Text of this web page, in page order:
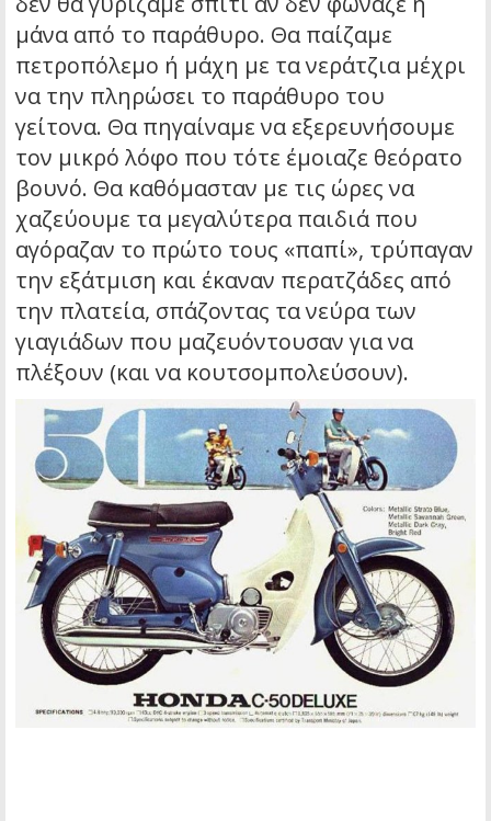
μάνα από το παράθυρο. Θα παίζαμε
πετροπόλεμο ή μάχη με τα νεράτζια μέχρι
να την πληρώσει το παράθυρο του
γείτονα. Θα πηγαίναμε να εξερευνήσουμε
τον μικρό λόφο που τότε έμοιαζε θεόρατο
βουνό. Θα καθόμασταν με τις ώρες να
χαζεύουμε τα μεγαλύτερα παιδιά που
αγόραζαν το πρώτο τους «παπί», τρύπαγαν
την εξάτμιση και έκαναν περατζάδες από
την πλατεία, σπάζοντας τα νεύρα των
γιαγιάδων που μαζευόντουσαν για να
πλέξουν (και να κουτσομπολεύσουν).